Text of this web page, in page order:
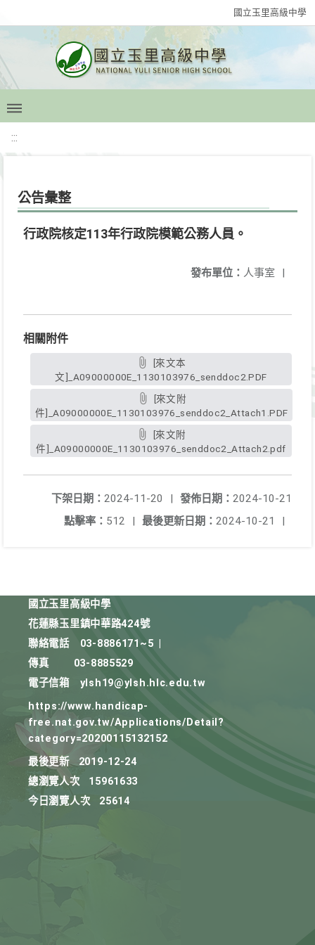
國立玉里高級中學
:::
公告彙整
行政院核定113年行政院模範公務人員。
發布單位： 人事室 |
相關附件
文]_A09000000E_1130103976_senddoc2.PDF
件]_A09000000E_1130103976_senddoc2_Attach1.PDF
件]_A09000000E_1130103976_senddoc2_Attach2.pdf
發佈日期： 2024-10-21
下架日期： 2024-11-20
|
最後更新日期： 2024-10-21 |
點擊率： 512 |
國立玉里高級中學
花蓮縣玉里鎮中華路424號
聯絡電話
03-8886171~5
傳真
03-8885529
電子信箱
ylsh19@ylsh.hlc.edu.tw
https://www.handicap-
free.nat.gov.tw/Applications/Detail?
category=20200115132152
最後更新
2019-12-24
總瀏覽人次
15961633
今日瀏覽人次
25614